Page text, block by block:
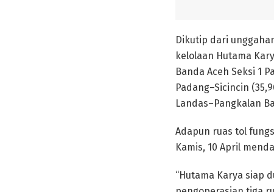
Dikutip dari
kelolaan Hutama
Banda Aceh Seksi 1
Padang–Sicincin
Landas–Pangkalan
Adapun ruas tol
Kamis, 10 April
“Hutama Karya siap